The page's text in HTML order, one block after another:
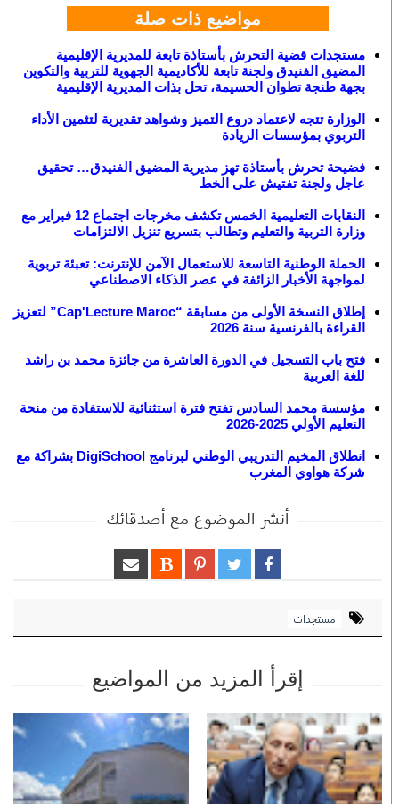
مواضيع ذات صلة
مستجدات قضية التحرش بأستاذة تابعة للمديرية الإقليمية
المضيق الفنيدق ولجنة تابعة للأكاديمية الجهوية للتربية والتكوين
بجهة طنجة تطوان الحسيمة، تحل بذات المديرية الإقليمية
الوزارة تتجه لاعتماد دروع التميز وشواهد تقديرية لتثمين الأداء
التربوي بمؤسسات الريادة
فضيحة تحرش بأستاذة تهز مديرية المضيق الفنيدق… تحقيق
عاجل ولجنة تفتيش على الخط
النقابات التعليمية الخمس تكشف مخرجات اجتماع 12 فبراير مع
وزارة التربية والتعليم وتطالب بتسريع تنزيل الالتزامات
الحملة الوطنية التاسعة للاستعمال الآمن للإنترنت: تعبئة تربوية
لمواجهة الأخبار الزائفة في عصر الذكاء الاصطناعي
إطلاق النسخة الأولى من مسابقة “Cap'Lecture Maroc” لتعزيز
القراءة بالفرنسية سنة 2026
فتح باب التسجيل في الدورة العاشرة من جائزة محمد بن راشد
للغة العربية
مؤسسة محمد السادس تفتح فترة استثنائية للاستفادة من منحة
التعليم الأولي 2025-2026
انطلاق المخيم التدريبي الوطني لبرنامج DigiSchool بشراكة مع
شركة هواوي المغرب
أنشر الموضوع مع أصدقائك
مستجدات
إقرأ المزيد من المواضيع